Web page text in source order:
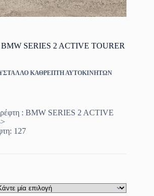
SERIES 2 ACTIVE TOURER
ΚΑΘΡΈΠΤΗ ΑΥΤΟΚΙΝΗΤΩΝ
: BMW SERIES 2 ACTIVE
127